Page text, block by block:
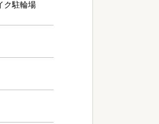
ク駐輪場